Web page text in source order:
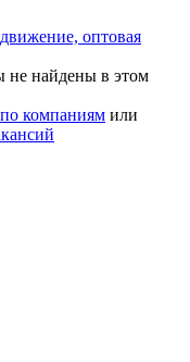
оптовая
не найдены в этом
компаниям или